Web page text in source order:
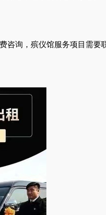
咨询，殡仪馆服务项目需要